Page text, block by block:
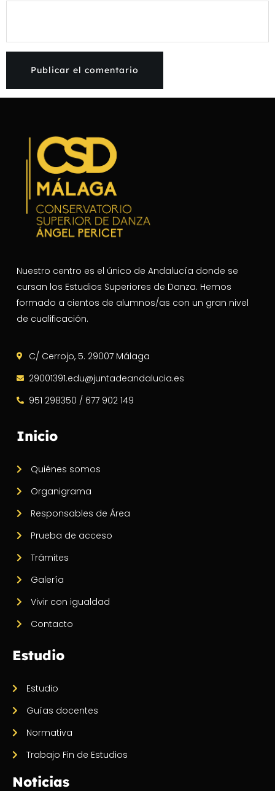
Nuestro centro es el único de Andalucía donde se
cursan los Estudios Superiores de Danza. Hemos
formado a cientos de alumnos/as con un gran nivel
de cualificación.
C/ Cerrojo, 5. 29007 Málaga
29001391.edu@juntadeandalucia.es
951 298350 / 677 902 149
Inicio
Quiénes somos
Organigrama
Responsables de Área
Prueba de acceso
Trámites
Galería
Vivir con igualdad
Contacto
Estudio
Estudio
Guías docentes
Normativa
Trabajo Fin de Estudios
Noticias